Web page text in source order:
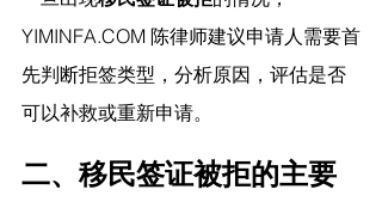
YIMINFA.COM 陈律师建议申请人需要首
先判断拒签类型，分析原因，评估是否
可以补救或重新申请。
二、移民签证被拒的主要